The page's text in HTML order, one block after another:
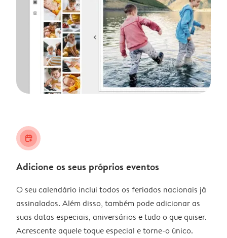
calendar_plus
Adicione os seus próprios eventos
O seu calendário inclui todos os feriados nacionais já
assinalados. Além disso, também pode adicionar as
suas datas especiais, aniversários e tudo o que quiser.
Acrescente aquele toque especial e torne-o único.